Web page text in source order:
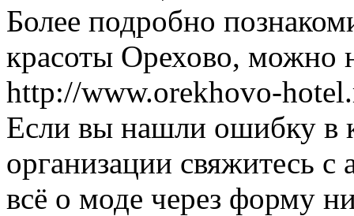
Более подробно
красоты Орехово, можно
http://www.orekhovo-
Если вы нашли ошибку в
организации свяжитесь
всё о моде через форму